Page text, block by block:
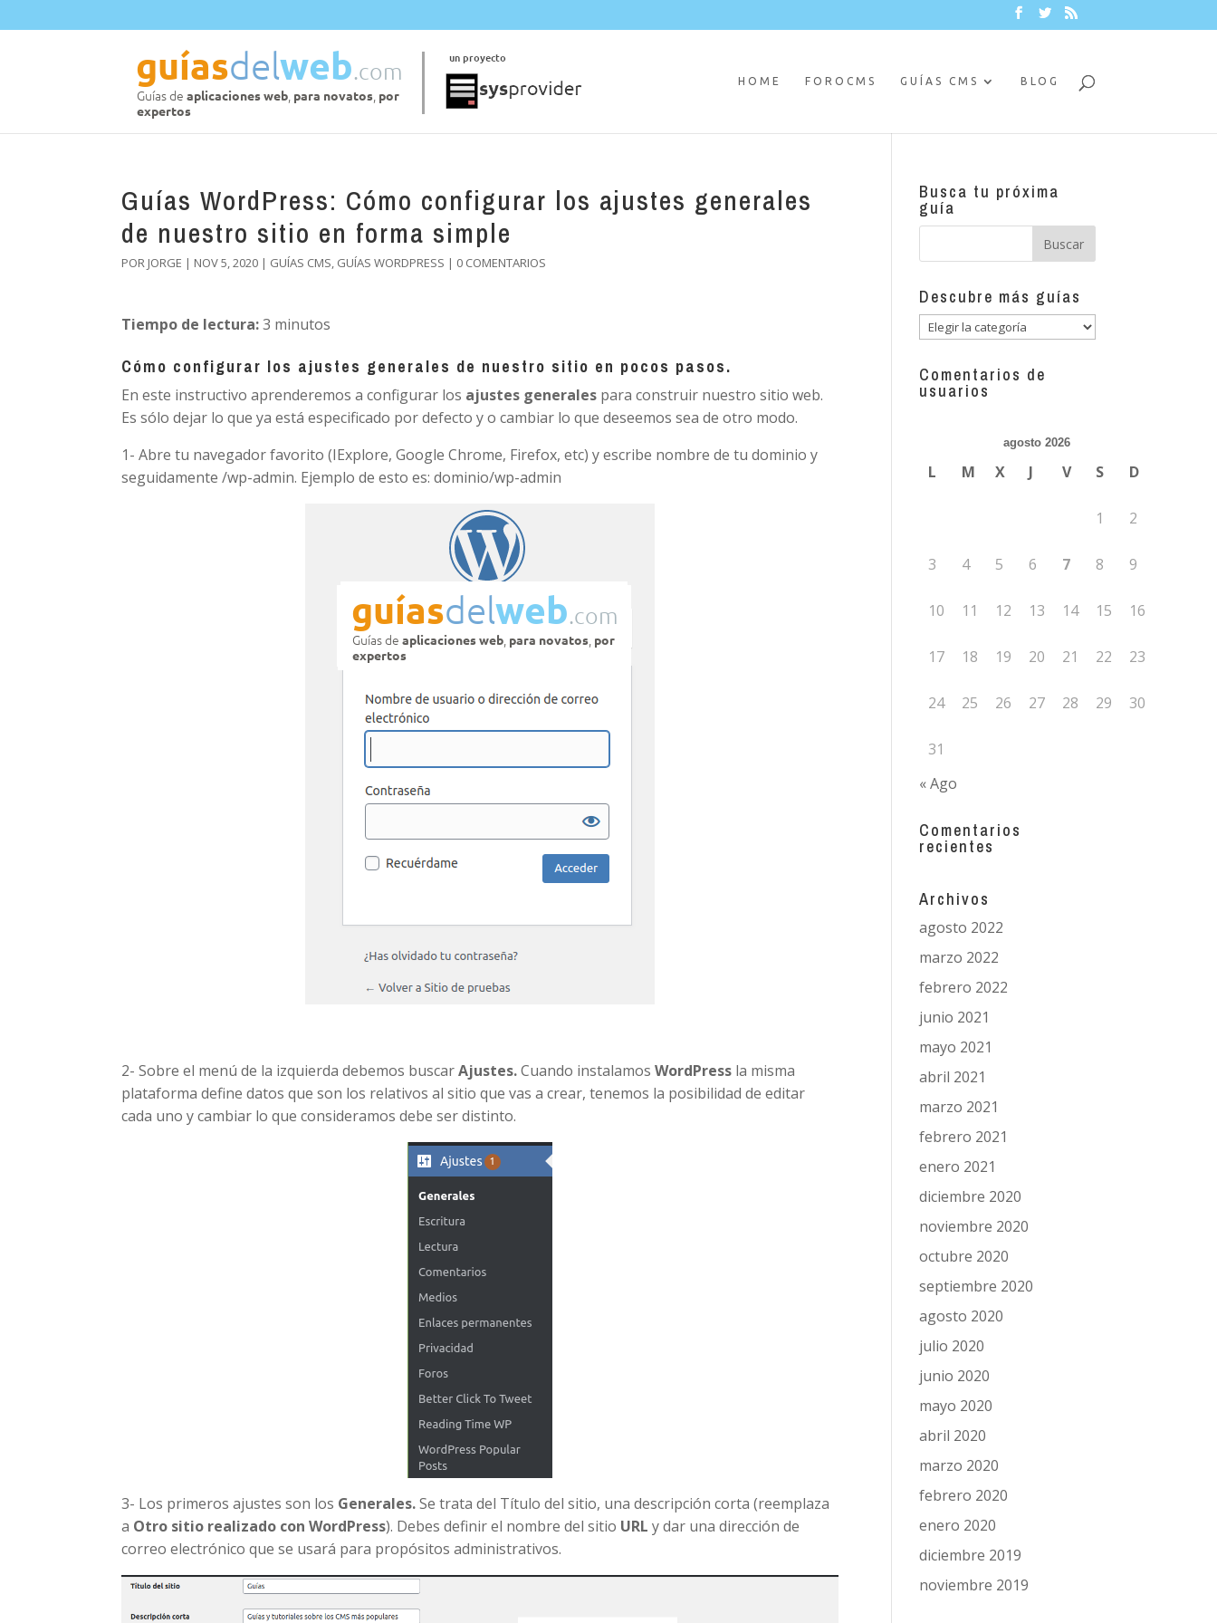
HOME FOROCMS GUÍAS CMS BLOG
Guías WordPress: Cómo configurar los ajustes generales
de nuestro sitio en forma simple
POR JORGE | NOV 5, 2020 | GUÍAS CMS, GUÍAS WORDPRESS | 0 COMENTARIOS
Tiempo de lectura: 3 minutos
Cómo configurar los ajustes generales de nuestro sitio en pocos pasos.
En este instructivo aprenderemos a configurar los ajustes generales para construir nuestro sitio web.
Es sólo dejar lo que ya está especificado por defecto y o cambiar lo que deseemos sea de otro modo.
1- Abre tu navegador favorito (IExplore, Google Chrome, Firefox, etc) y escribe nombre de tu dominio y
seguidamente /wp-admin. Ejemplo de esto es: dominio/wp-admin
2- Sobre el menú de la izquierda debemos buscarAjustes.Cuando instalamosWordPress la misma
plataforma define datos que son los relativos al sitio que vas a crear, tenemos la posibilidad de editar
cada uno y cambiar lo que consideramos debe ser distinto.
3- Los primeros ajustes son los Generales.Se trata del Título del sitio, una descripción corta (reemplaza
a Otro sitio realizado con WordPress). Debes definir el nombre del sitio URL y dar una dirección de
correo electrónico que se usará para propósitos administrativos.
Busca tu próxima
guía
Descubre más guías
Descubre
guías
Comentarios de
usuarios
agosto 2026
L M X J V S D
1 2
3 4 5 6 7 8 9
10 11 12 13 14 15 16
17 18 19 20 21 22 23
24 25 26 27 28 29 30
31
« Ago
Comentarios
recientes
Archivos
agosto 2022
marzo 2022
febrero 2022
junio 2021
mayo 2021
abril 2021
marzo 2021
febrero 2021
enero 2021
diciembre 2020
noviembre 2020
octubre 2020
septiembre 2020
agosto 2020
julio 2020
junio 2020
mayo 2020
abril 2020
marzo 2020
febrero 2020
enero 2020
diciembre 2019
noviembre 2019